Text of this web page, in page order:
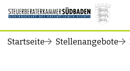
Zum Inhalt springen
Startseite Stellenangebote